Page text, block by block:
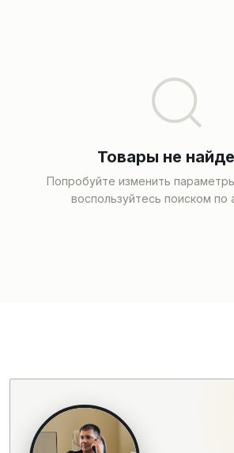
Товары не
Попробуйте изменить
воспользуйтесь поиском по